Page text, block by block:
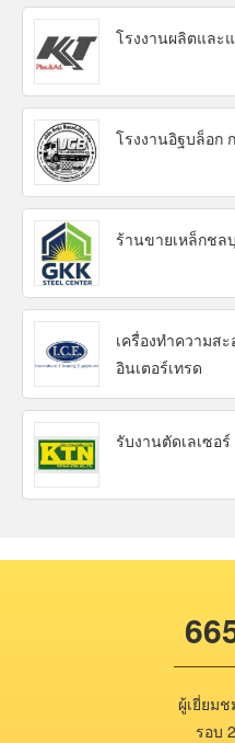
โรงงานผลิตและ
โรงงานอิฐบล็อก
ร้านขายเหล็กชล
เครื่องทำความส
อินเตอร์เทรด
รับงานตัดเลเซอ
ผู้เยี่ยม
รอบ